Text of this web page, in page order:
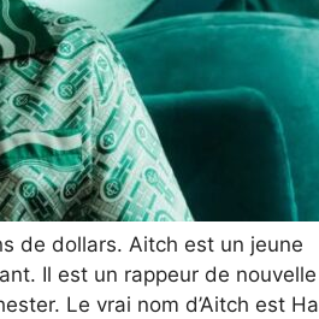
de dollars. Aitch est un jeune
Il est un rappeur de nouvelle
Le vrai nom d’Aitch est